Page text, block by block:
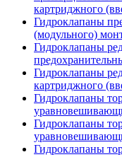
картриджного
Гидроклапаны
(модульного)
Гидроклапаны
Гидроклапаны
картриджного
Гидроклапаны
Гидроклапаны
Гидроклапаны